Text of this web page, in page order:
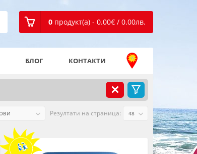
0 продукт(а) - 0.00€ / 0.00лв.
БЛОГ КОНТАКТИ
Резултати на страница: